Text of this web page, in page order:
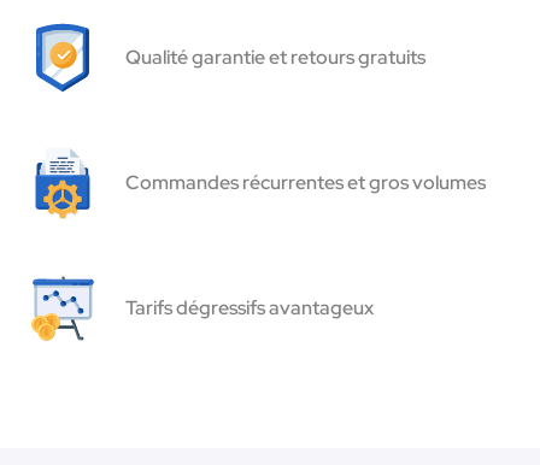
Qualité garantie et retours gratuits
Commandes récurrentes et gros volumes
Tarifs dégressifs avantageux